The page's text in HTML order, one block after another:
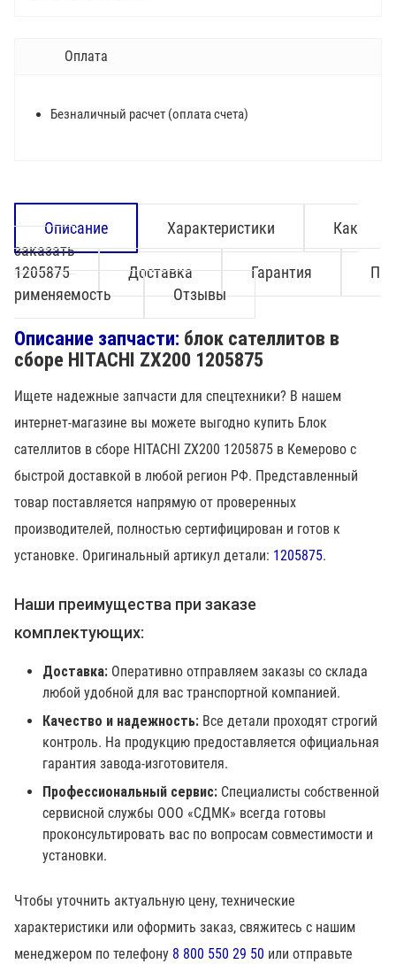
Оплата
Безналичный расчет (оплата счета)
Описание Характеристики
Как
заказать
1205875
Доставка Гарантия
П
рименяемость
Отзывы
Описание запчасти: блок сателлитов в
сборе HITACHI ZX200 1205875
Ищете надежные запчасти для спецтехники? В нашем
интернет-магазине вы можете выгодно купить Блок
сателлитов в сборе HITACHI ZX200 1205875 в Кемерово с
быстрой доставкой в любой регион РФ. Представленный
товар поставляется напрямую от проверенных
производителей, полностью сертифицирован и готов к
установке. Оригинальный артикул детали: 1205875.
Наши преимущества при заказе
комплектующих:
Доставка: Оперативно отправляем заказы со склада
любой удобной для вас транспортной компанией.
Качество и надежность: Все детали проходят строгий
контроль. На продукцию предоставляется официальная
гарантия завода-изготовителя.
Профессиональный сервис: Специалисты собственной
сервисной службы ООО «СДМК» всегда готовы
проконсультировать вас по вопросам совместимости и
установки.
Чтобы уточнить актуальную цену, технические
характеристики или оформить заказ, свяжитесь с нашим
менеджером по телефону 8 800 550 29 50 или отправьте